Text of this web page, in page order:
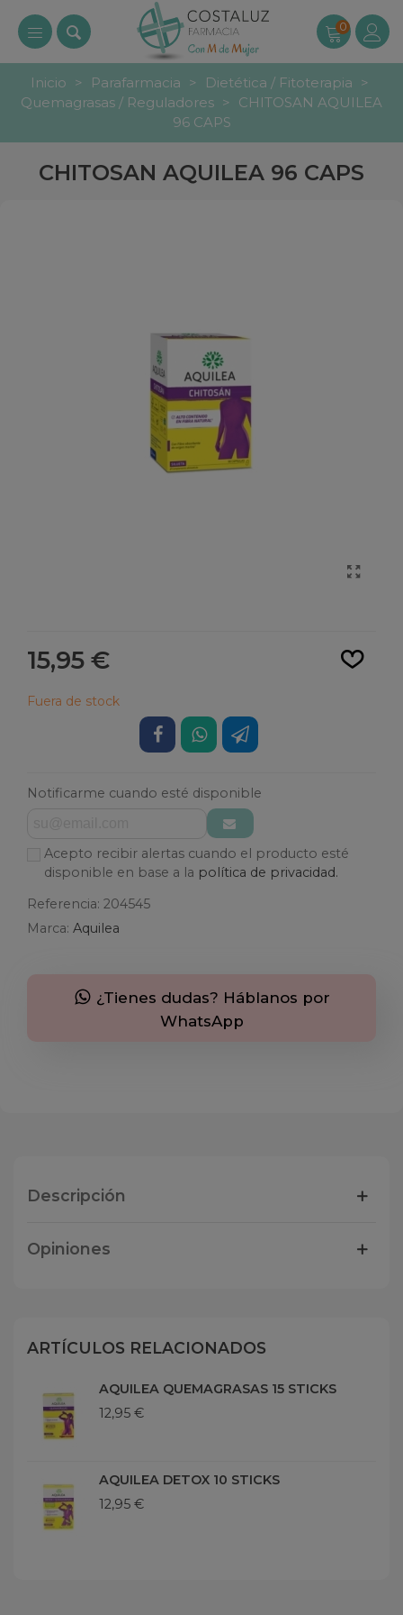
0
Inicio > Parafarmacia > Dietética / Fitoterapia >
Quemagrasas / Reguladores >
CHITOSAN AQUILEA
96 CAPS
CHITOSAN AQUILEA 96 CAPS
15,95 €
Fuera de stock
Notificarme cuando esté disponible
Acepto recibir alertas cuando el producto esté
disponible en base a la política de privacidad.
Referencia: 204545
Marca: Aquilea
¿Tienes dudas? Háblanos por
WhatsApp
Descripción
Opiniones
ARTÍCULOS RELACIONADOS
AQUILEA QUEMAGRASAS 15 STICKS
12,95 €
AQUILEA DETOX 10 STICKS
12,95 €